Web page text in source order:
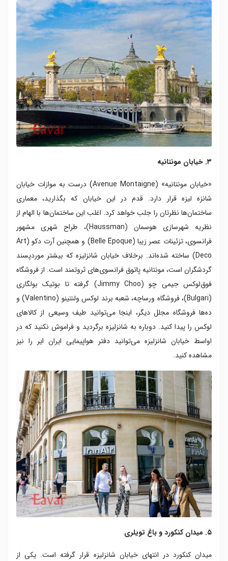
۳. خیابان مونتانیه
«خیابان مونتانیه» (Avenue Montaigne) درست به موازات خیابان
شانزه لیزه قرار دارد. قدم در این خیابان که بگذارید، معماری
ساختمان‌‌ها نظرتان را جلب خواهد کرد. اغلب این ساختمان‌ها با الهام از
نظریه شهرسازی هوسمان (Haussman)، طراح شهری مشهور
فرانسوی، تزئینات عصر زیبا (Belle Époque‎) و همچنین آرت دکو (Art
Deco) ساخته شده‌اند. برخلاف خیابان شانزلیزه که بیشتر موردپسند
گردشگران است، مونتانیه پاتوق فرانسوی‌های ثروتمند است. از فروشگاه
فوق‌لوکس جیمی چو (Jimmy Choo) گرفته تا بوتیک بولگاری
(Bulgari)، فروشگاه ورساچه، شعبه برند لوکس ولنتینو (Valentino) و
ده‌ها فروشگاه مجلل دیگر، اینجا می‌توانید طیف وسیعی از کالاهای
لوکس را پیدا کنید. دوباره به شانزلیزه برگردید و فراموش نکنید که در
اواسط خیابان شانزلیزه می‌توانید دفتر هواپیمایی ایران ایر را نیز
مشاهده کنید.
۵. میدان کنکورد و باغ تویلری
میدان کنکورد در انتهای خیابان شانزلیزه قرار گرفته‌ است. یکی از